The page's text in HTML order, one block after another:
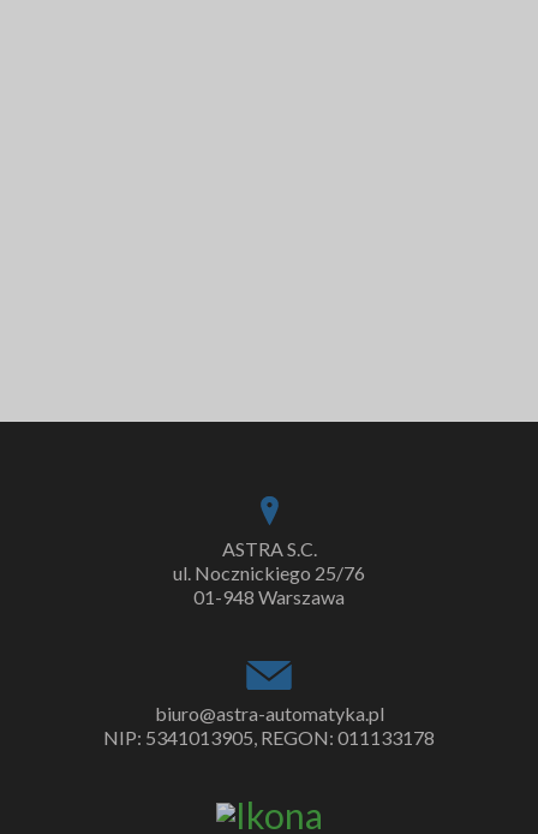
ASTRA S.C.
ul. Nocznickiego 25/76
01-948 Warszawa
biuro@astra-automatyka.pl
NIP: 5341013905, REGON: 011133178